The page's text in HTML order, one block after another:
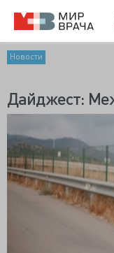
Новости
Дайджест: